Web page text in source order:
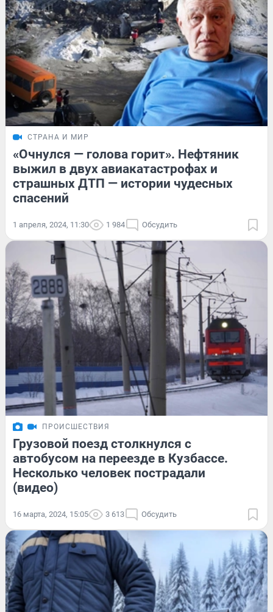
СТРАНА И МИР
«Очнулся — голова горит». Нефтяник
выжил в двух авиакатастрофах и
страшных ДТП — истории чудесных
спасений
1 апреля, 2024, 11:30 1 984 Обсудить
ПРОИСШЕСТВИЯ
Грузовой поезд столкнулся с
автобусом на переезде в Кузбассе.
Несколько человек пострадали
(видео)
16 марта, 2024, 15:05 3 613 Обсудить